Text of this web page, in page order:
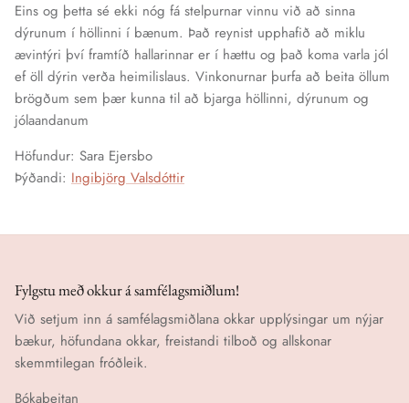
Eins og þetta sé ekki nóg fá stelpurnar vinnu við að sinna
dýrunum í höllinni í bænum. Það reynist upphafið að miklu
ævintýri því framtíð hallarinnar er í hættu og það koma varla jól
ef öll dýrin verða heimilislaus. Vinkonurnar þurfa að beita öllum
brögðum sem þær kunna til að bjarga höllinni, dýrunum og
jólaandanum
Höfundur: Sara Ejersbo
Þýðandi: Ingibjörg Valsdóttir
Fylgstu með okkur á samfélagsmiðlum!
Við setjum inn á samfélagsmiðlana okkar upplýsingar um nýjar
bækur, höfundana okkar, freistandi tilboð og allskonar
skemmtilegan fróðleik.
Bókabeitan